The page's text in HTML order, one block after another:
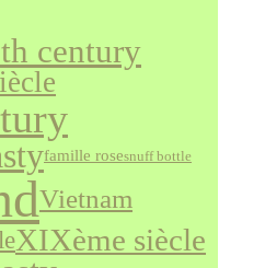
century
famille rosesnuff bottle
Vietnam
XIXème siècle